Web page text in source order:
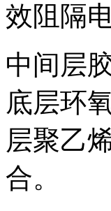
效阻隔
中间层
底层环
层聚乙
合。